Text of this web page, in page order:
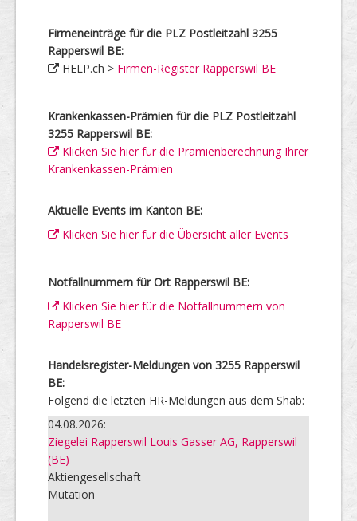
Firmeneinträge für die PLZ Postleitzahl 3255
Rapperswil BE:
HELP.ch > Firmen-Register Rapperswil BE
Krankenkassen-Prämien für die PLZ Postleitzahl
3255 Rapperswil BE:
Klicken Sie hier für die Prämienberechnung Ihrer
Krankenkassen-Prämien
Aktuelle Events im Kanton BE:
Klicken Sie hier für die Übersicht aller Events
Notfallnummern für Ort Rapperswil BE:
Klicken Sie hier für die Notfallnummern von
Rapperswil BE
Handelsregister-Meldungen von 3255 Rapperswil
BE:
Folgend die letzten HR-Meldungen aus dem Shab:
04.08.2026:
Ziegelei Rapperswil Louis Gasser AG, Rapperswil
(BE)
Aktiengesellschaft
Mutation